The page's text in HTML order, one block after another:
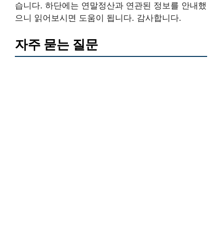
습니다. 하단에는 연말정산과 연관된 정보를 안내했
으니 읽어보시면 도움이 됩니다. 감사합니다.
자주 묻는 질문